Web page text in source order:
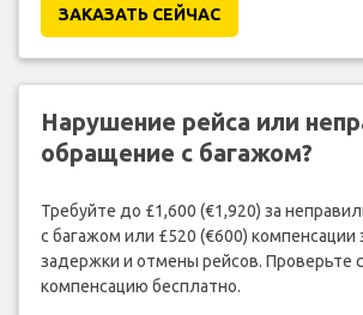
ЗАКАЗАТЬ СЕЙЧАС
Нарушение рейса или
обращение с багажом?
Требуйте до £1,600 (€1,920) за
с багажом или £520 (€600)
задержки и отмены рейсов. Проверьте
компенсацию бесплатно.